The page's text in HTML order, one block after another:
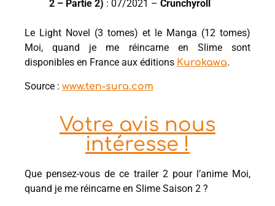
2 – Partie 2) : 07/2021 – Crunchyroll
Le Light Novel (3 tomes) et le Manga (12 tomes)
Moi, quand je me réincarne en Slime sont
disponibles en France aux éditions Kurokawa.
Source : www.ten-sura.com
Votre avis nous
intéresse !
Que pensez-vous de ce trailer 2 pour l’anime Moi,
quand je me réincarne en Slime Saison 2 ?